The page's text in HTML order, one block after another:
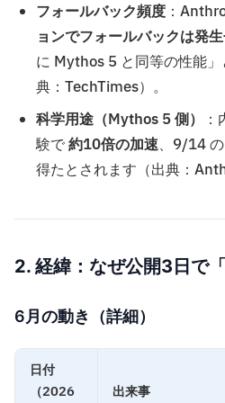
フォールバック頻度 ：
ョンでフォールバックは発
に Mythos 5 と同等の性能
典：TechTimes）。
科学用途（Mythos 5 側）
験で約10倍の加速、9/14
得たとされます（出典：
2. 経緯：なぜ公開3日で
6月の動き（詳細）
日付
（2026
出来事